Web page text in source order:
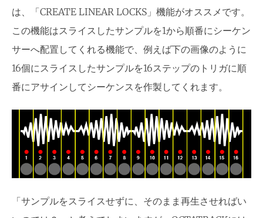
は、「CREATE LINEAR LOCKS」機能がオススメです。
この機能はスライスしたサンプルを1から順番にシーケン
サーへ配置してくれる機能で、例えば下の画像のように
16個にスライスしたサンプルを16ステップのトリガに順
番にアサインしてシーケンスを作製してくれます。
「サンプルをスライスせずに、そのまま再生させればい